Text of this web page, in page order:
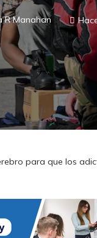
R Manahan
para que los